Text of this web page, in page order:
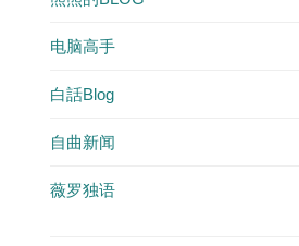
电脑高手
白話Blog
自曲新闻
薇罗独语